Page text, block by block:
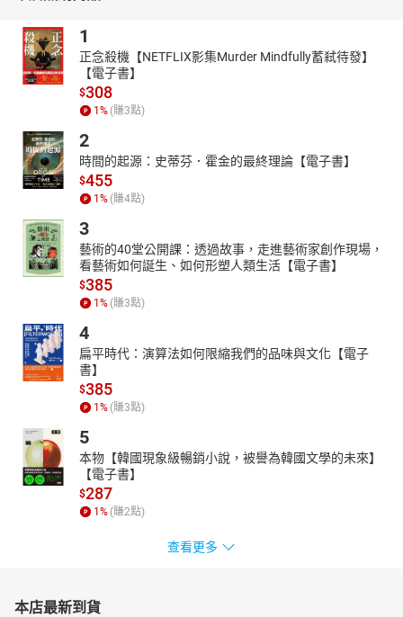
1
正念殺機【NETFLIX影集Murder Mindfully蓄弒待發】
【電子書】
$308
1 % (賺3點)
2
時間的起源：史蒂芬．霍金的最終理論【電子書】
$455
1 % (賺4點)
3
藝術的40堂公開課：透過故事，走進藝術家創作現場，
看藝術如何誕生、如何形塑人類生活【電子書】
$385
1 % (賺3點)
4
扁平時代：演算法如何限縮我們的品味與文化【電子
書】
$385
1 % (賺3點)
5
本物【韓國現象級暢銷小說，被譽為韓國文學的未來】
【電子書】
$287
1 % (賺2點)
查看更多
本店最新到貨